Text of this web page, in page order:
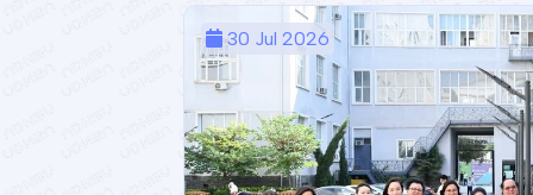
30 Jul 2026